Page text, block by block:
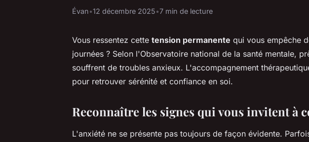
Évan•12 décembre 2025•7 min de lecture
Vous ressentez cette tension permanente qui vous empêche
journées ? Selon l'Observatoire national de la santé mentale,
souffrent de troubles anxieux. L'accompagnement
pour retrouver sérénité et confiance en soi.
Reconnaître les signes qui vous invitent à
L'anxiété ne se présente pas toujours de façon évidente.